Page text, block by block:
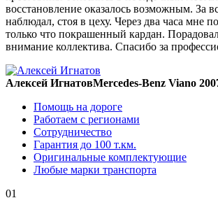
восстановление оказалось возможным. За
наблюдал, стоя в цеху. Через два часа мне
только что покрашенный кардан.
внимание коллектива. Спасибо за
Алексей ИгнатовMercedes-Benz Viano
Помощь на дороге
Работаем с регионами
Сотрудничество
Гарантия до 100 т.км.
Оригинальные комплектующие
Любые марки транспорта
01